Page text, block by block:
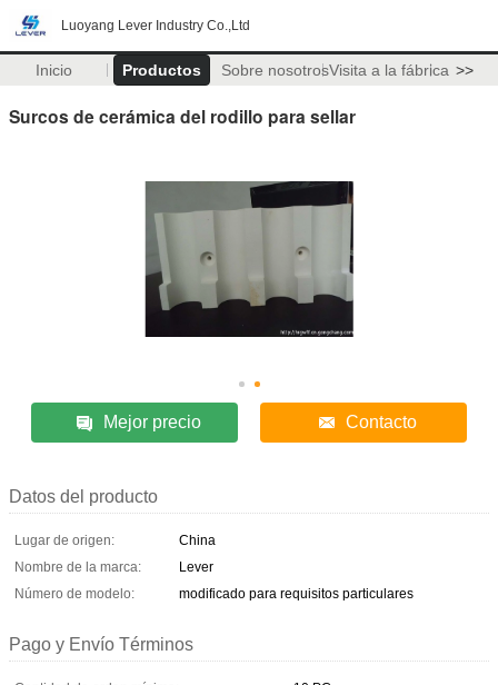
Luoyang Lever Industry Co.,Ltd
Inicio Productos Sobre nosotrosVisita a la fábrica >>
Surcos de cerámica del rodillo para sellar
Mejor precio Contacto
Datos del producto
Lugar de origen:
China
Nombre de la marca:
Lever
Número de modelo:
modificado para requisitos particulares
Pago y Envío Términos